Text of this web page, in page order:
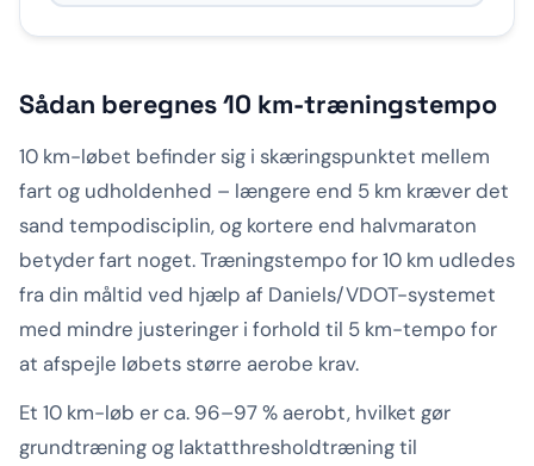
Sådan beregnes 10 km-træningstempo
10 km-løbet befinder sig i skæringspunktet mellem
fart og udholdenhed – længere end 5 km kræver det
sand tempodisciplin, og kortere end halvmaraton
betyder fart noget. Træningstempo for 10 km udledes
fra din måltid ved hjælp af Daniels/VDOT-systemet
med mindre justeringer i forhold til 5 km-tempo for
at afspejle løbets større aerobe krav.
Et 10 km-løb er ca. 96–97 % aerobt, hvilket gør
grundtræning og laktatthresholdtræning til